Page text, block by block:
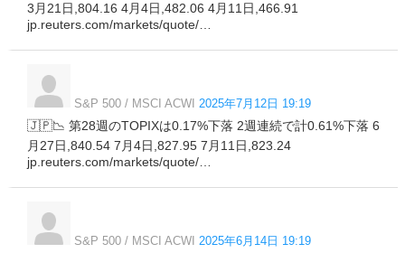
3月21日,804.16 4月4日,482.06 4月11日,466.91
jp.reuters.com/markets/quote/…
S&P 500 / MSCI ACWI 2025年7月12日 19:19
🇯🇵📉 第28週のTOPIXは0.17%下落 2週連続で計0.61%下落 6
月27日,840.54 7月4日,827.95 7月11日,823.24
jp.reuters.com/markets/quote/…
S&P 500 / MSCI ACWI 2025年6月14日 19:19